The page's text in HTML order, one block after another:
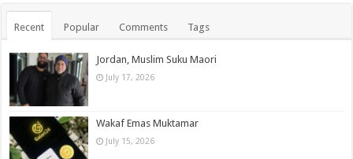
Recent Popular Comments Tags
Jordan, Muslim Suku Maori
July 17, 2026
Wakaf Emas Muktamar
July 15, 2026